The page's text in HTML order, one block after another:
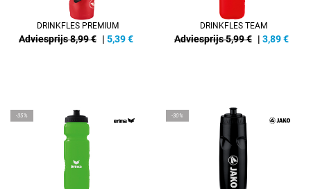
DRINKFLES PREMIUM
Adviesprijs 8,99 € | 5,39€
DRINKFLES TEAM
Adviesprijs 5,99 € | 3,89€
-35% -30%